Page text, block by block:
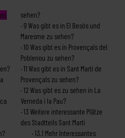
sehen?
9 Was gibt es in El Besòs und
Maresme zu sehen?
10 Was gibt es in Provençals del
Poblenou zu sehen?
11 Was gibt es in Sant Martí de
Provençals zu sehen?
12 Was gibt es zu sehen in La
Verneda i la Pau?
13 Weitere interessante Plätze
des Stadtteils Sant Martí
13.1 Mehr Interessantes